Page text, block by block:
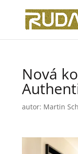
Nová
autor: Martin